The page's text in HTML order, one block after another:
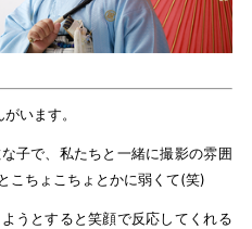
います。
子で、私たちと一緒に撮影の雰囲
こちょこちょとかに弱くて(笑)
うとすると笑顔で反応してくれる